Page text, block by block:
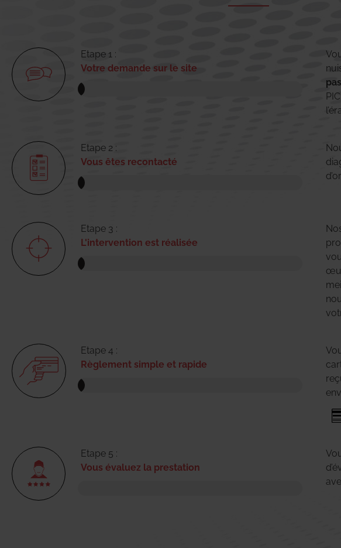
Etape 1 :
Votre demande sur le site
Etape 2 :
Vous êtes recontacté
Etape 3 :
L'intervention est réalisée
Etape 4 :
Règlement simple et rapide
Etape 5 :
Vous évaluez la prestation